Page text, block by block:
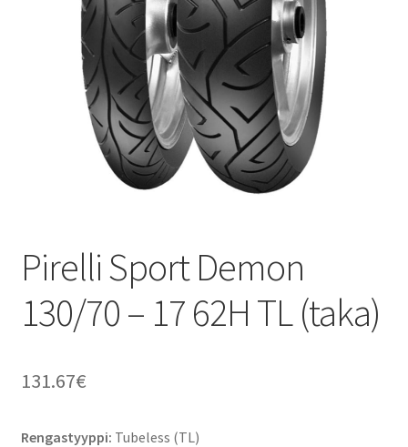
Pirelli Sport Demon
130/70 – 17 62H TL (taka)
131.67€
Rengastyyppi: Tubeless (TL)